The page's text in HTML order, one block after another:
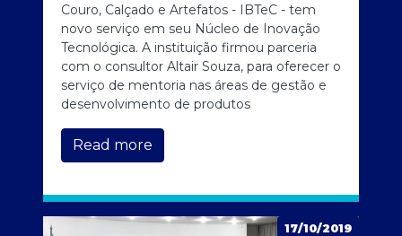
Couro, Calçado e Artefatos - IBTeC - tem
novo serviço em seu Núcleo de Inovação
Tecnológica. A instituição firmou parceria
com o consultor Altair Souza, para oferecer o
serviço de mentoria nas áreas de gestão e
desenvolvimento de produtos
Read more
17/10/2019